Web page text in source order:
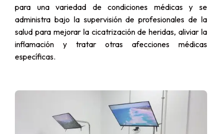
para una variedad de condiciones médicas y se
administra bajo la supervisión de profesionales de la
salud para mejorar la cicatrización de heridas, aliviar la
inflamación y tratar otras afecciones médicas
específicas.